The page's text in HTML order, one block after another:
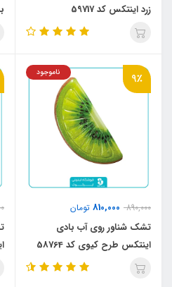
زرد اینتکس کد 59717
9٪
890,000
810,000 تومان
ناموجود
تشک شناور روی آب بادی
اینتکس طرح کیوی کد 58764